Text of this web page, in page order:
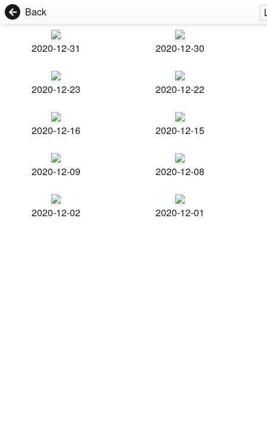
Back
2020-12-31 2020-12-30
2020-12-23 2020-12-22
2020-12-16 2020-12-15
2020-12-09 2020-12-08
2020-12-02 2020-12-01